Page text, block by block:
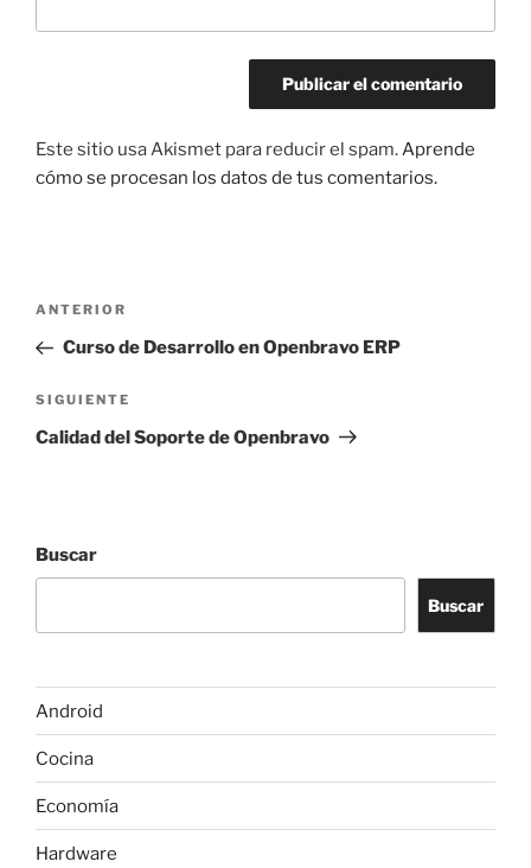
Este sitio usa Akismet para reducir el spam.Aprende
cómo se procesan los datos de tus comentarios.
Navegación
entradas
Entrada
anterior:
ANTERIOR
Curso de Desarrollo en Openbravo ERP
Siguiente
entrada
SIGUIENTE
Calidad del Soporte de Openbravo
Buscar
Buscar
Android
Cocina
Economía
Hardware